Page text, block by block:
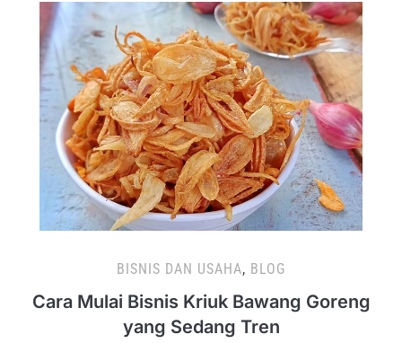
BISNIS DAN USAHA, BLOG
Cara Mulai Bisnis Kriuk Bawang Goreng
yang Sedang Tren